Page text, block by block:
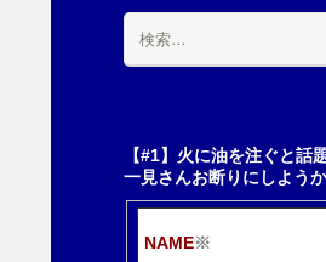
索:
【#1】火に油を注ぐと
一見さんお断りにしよう
NAME※